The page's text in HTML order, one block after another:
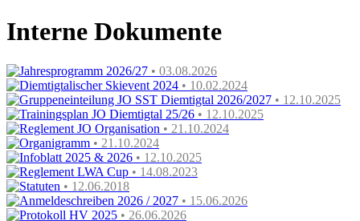
Interne Dokumente
Jahresprogramm 2026/27 • 03.08.2026
Diemtigtalischer Skievent 2024 • 10.02.2024
Gruppeneinteilung JO SST Diemtigtal 2026/2027 • 12.10.2025
Trainingsplan JO Diemtigtal 25/26 • 12.10.2025
Reglement JO Organisation • 21.10.2024
Organigramm • 21.10.2024
Infoblatt 2025 & 2026 • 12.10.2025
Reglement LWA Cup • 14.08.2023
Statuten • 12.06.2018
Anmeldeschreiben 2026 / 2027 • 15.06.2026
Protokoll HV 2025 • 26.06.2026